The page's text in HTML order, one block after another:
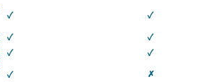
✓
✓
✓
✓
✓
✓
✓
✗